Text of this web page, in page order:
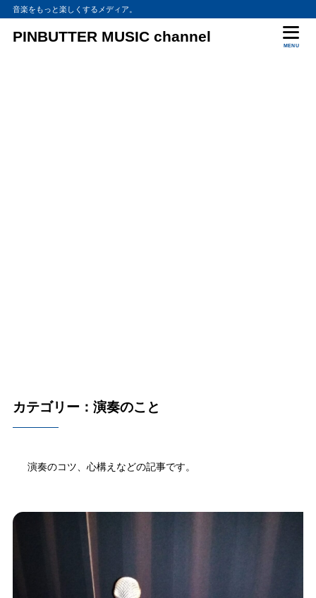
音楽をもっと楽しくするメディア。
PINBUTTER MUSIC channel
MENU
カテゴリー：演奏のこと
演奏のコツ、心構えなどの記事です。